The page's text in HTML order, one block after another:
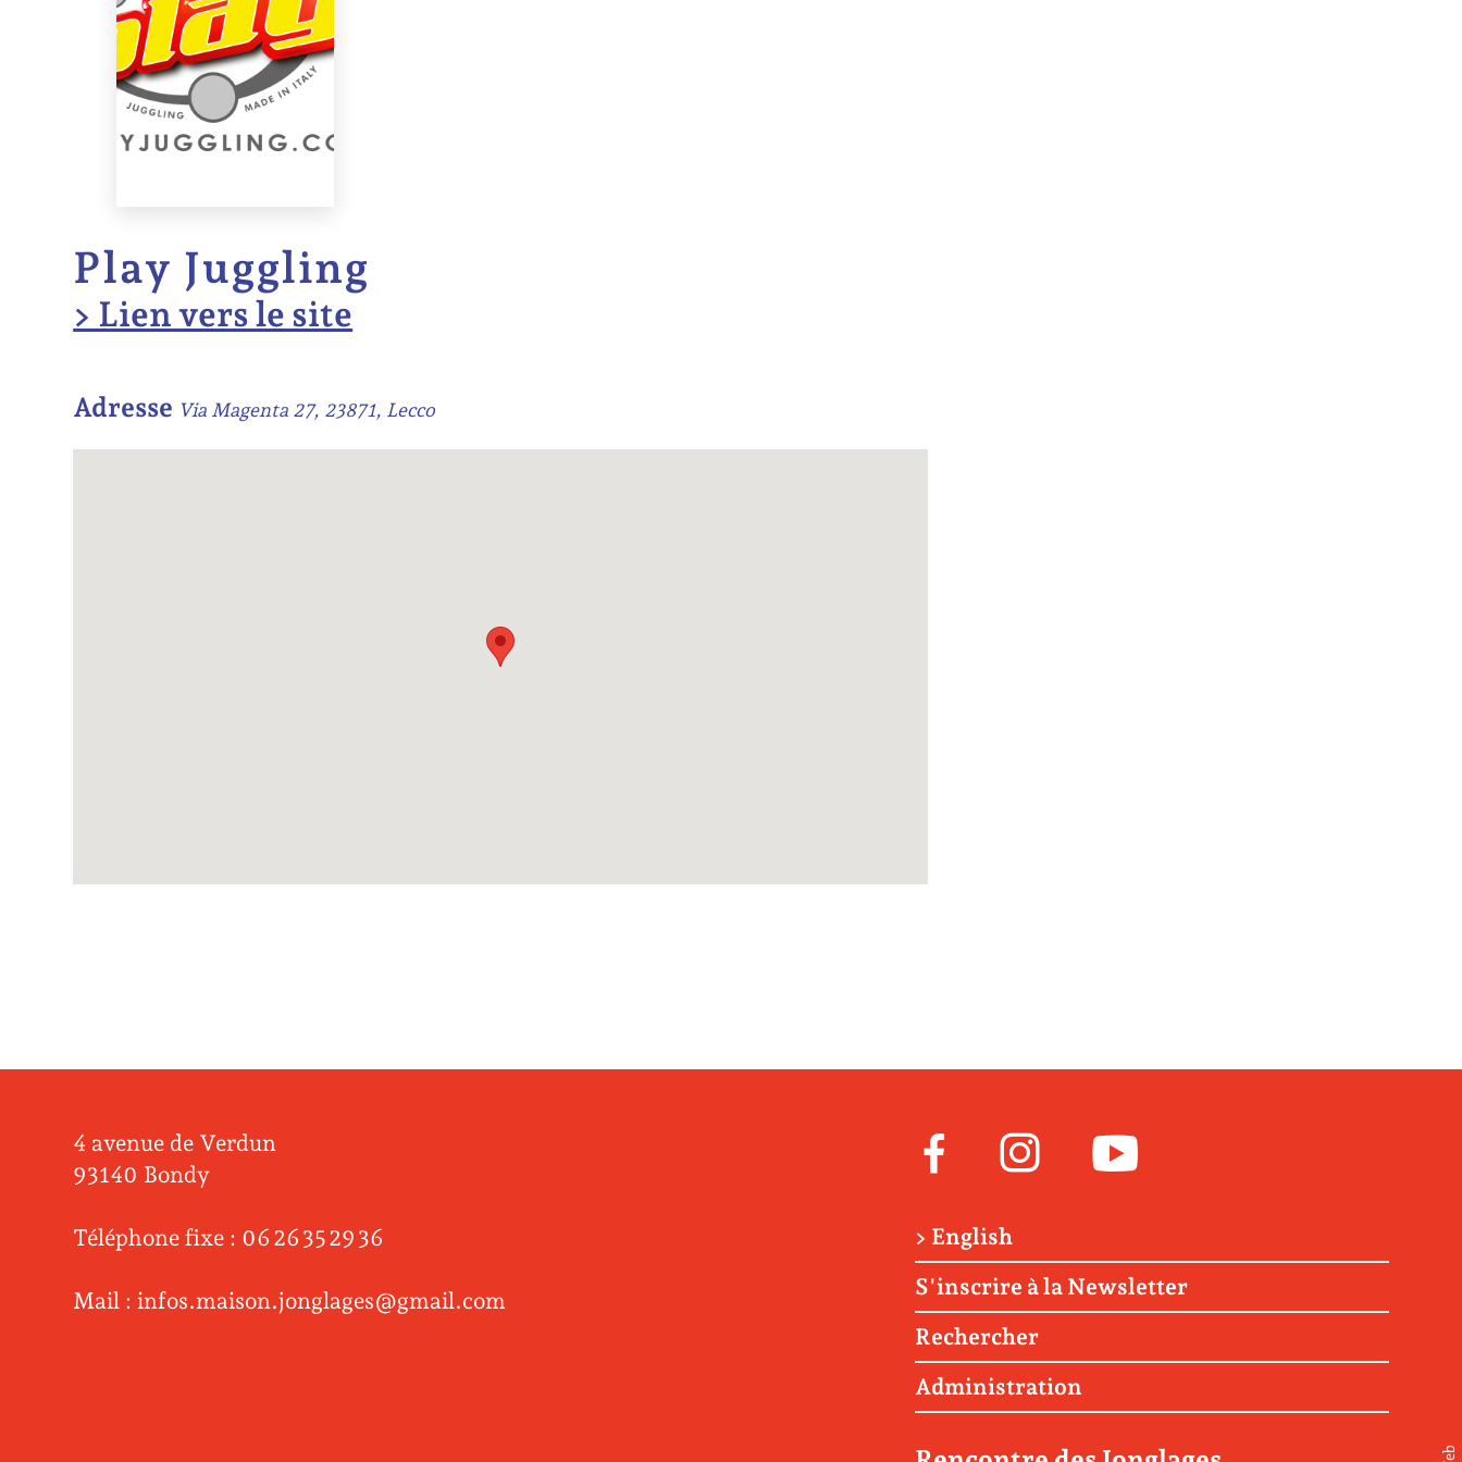
Play Juggling
> Lien vers le site
Adresse Via Magenta 27, 23871, Lecco
Facebook
Instagram
> English
S'inscrire à la Newsletter
Rechercher
Administration
4 avenue de Verdun
93140 Bondy
Téléphone fixe : 06 26 35 29 36
Mail : infos.maison.jonglages@gmail.com